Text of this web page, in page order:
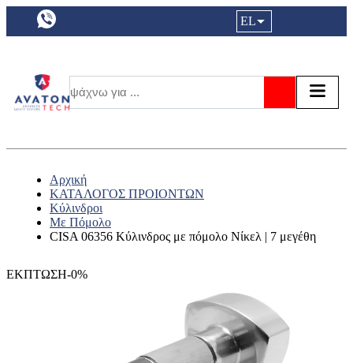
a11y.languageSelection:
EL
Αρχική
ΚΑΤΑΛΟΓΟΣ ΠΡΟΙΟΝΤΩΝ
Κύλινδροι
Με Πόμολο
CISA 06356 Κύλινδρος με πόμολο Νίκελ | 7 μεγέθη
ΕΚΠΤΩΣΗ-0%